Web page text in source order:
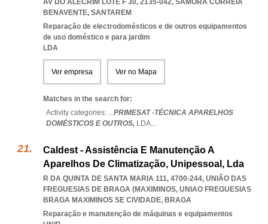
AV DO ALECRIM LOTE F 30, 2135-042, SAMORA CORREIA
BENAVENTE, SANTAREM
Reparação de electrodomésticos e de outros equipamentos
de uso doméstico e para jardim
LDA
Ver empresa Ver no Mapa
Matches in the search for:
Activity categories: ...PRIMESAT -TÉCNICA APARELHOS
DOMÉSTICOS E OUTROS, LDA...
Caldest - Assistência E Manutenção A
Aparelhos De Climatização, Unipessoal, Lda
R DA QUINTA DE SANTA MARIA 111, 4700-244, UNIÃO DAS
FREGUESIAS DE BRAGA (MAXIMINOS, UNIAO FREGUESIAS
BRAGA MAXIMINOS SE CIVIDADE, BRAGA
Reparação e manutenção de máquinas e equipamentos